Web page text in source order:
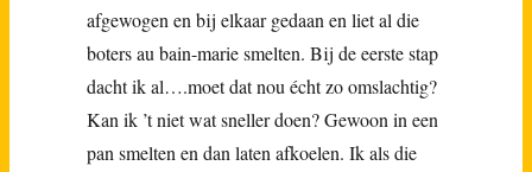
afgewogen en bij elkaar gedaan en liet al die
boters au bain-marie smelten. Bij de eerste stap
dacht ik al….moet dat nou écht zo omslachtig?
Kan ik ’t niet wat sneller doen? Gewoon in een
pan smelten en dan laten afkoelen. Ik als die